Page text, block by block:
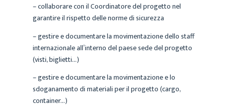
– collaborare con il Coordinatore del progetto nel
garantire il rispetto delle norme di sicurezza
– gestire e documentare la movimentazione dello staff
internazionale all’interno del paese sede del progetto
(visti, biglietti…)
– gestire e documentare la movimentazione e lo
sdoganamento di materiali per il progetto (cargo,
container…)